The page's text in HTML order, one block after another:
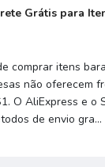
Grátis para
comprar itens
não oferecem
O AliExpress e o
de envio gra...